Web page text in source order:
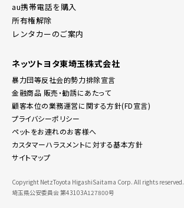
au携帯電話を購入
所有権解除
レンタカーのご案内
ネッツトヨタ東埼玉株式会社
暴力団等反社会的勢力排除宣言
金融商品 販売・勧誘にあたって
顧客本位の業務運営に関する方針(FD宣言)
プライバシーポリシー
ペットをお連れのお客様へ
カスタマーハラスメントに対する基本方針
サイトマップ
Copyright NetzToyota HigashiSaitama Corp. All rights reserved.
埼玉県公安委員会 第43103A127800号